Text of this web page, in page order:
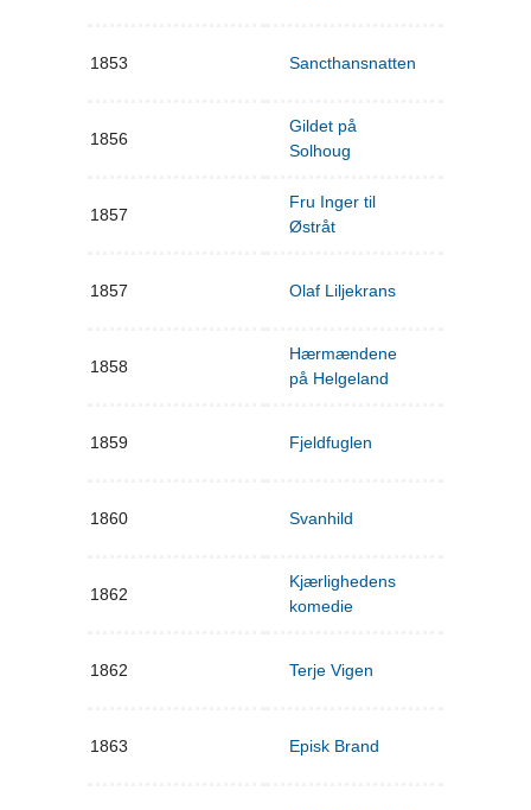
1853 Sancthansnatten
1856
Gildet på
Solhoug
1857
Fru Inger til
Østråt
1857 Olaf Liljekrans
1858
Hærmændene
på Helgeland
1859 Fjeldfuglen
1860 Svanhild
1862
Kjærlighedens
komedie
1862 Terje Vigen
1863 Episk Brand